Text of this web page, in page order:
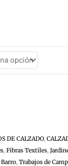
DE CALZADO,
, Fibras Textiles,
Barro, Trabajos de